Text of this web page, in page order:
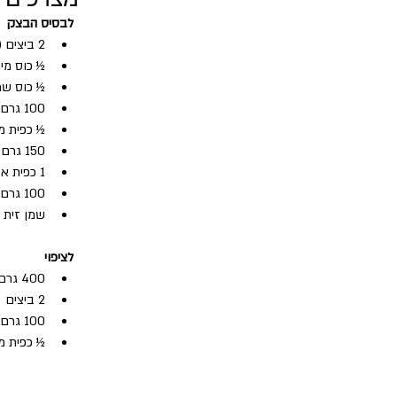
לבסיס הבצק
2 ביצים (M)
½ כוס
½ כוס
100 גרם גבינת קשקבל, מגוררת גס
½ כפית
150 גרם קמח שקדים
1 כפית אבקת אפייה
100 גרם גבינת פטה
שמן זית
לציפוי
400 גרם יוגורט יווני 10%
2 ביצים
100 גרם קשקבל מגוררת גס
½ כפית